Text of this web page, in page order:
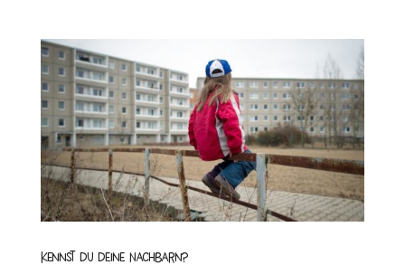
Kennst du deine Nachbarn?